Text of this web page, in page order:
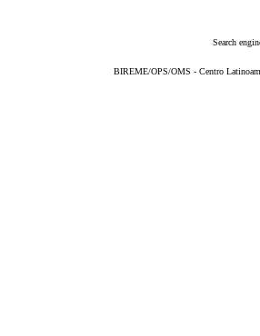
Search
BIREME/OPS/OMS - Centro